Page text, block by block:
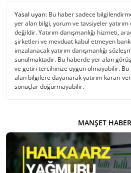
Yasal uyarı: Bu haber sadece
yer alan bilgi, yorum ve tavsiyeler yatırım
değildir. Yatırım danışmanlığı hizmeti,
şirketleri ve mevduat kabul etmeyen
imzalanacak yatırım danışmanlığı
sunulmaktadır. Bu haberde yer alan
ve getiri tercihinize uygun olmayabilir. Bu
alan bilgilere dayanarak yatırım kararı
sonuçlar doğurmayabilir.
MANŞET